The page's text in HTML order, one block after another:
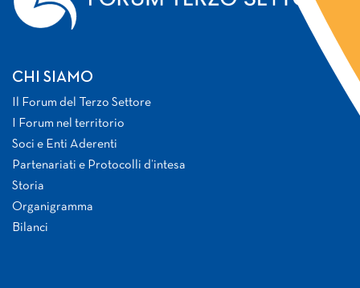
CHI SIAMO
Il Forum del Terzo Settore
I Forum nel territorio
Soci e Enti Aderenti
Partenariati e Protocolli d’intesa
Storia
Organigramma
Bilanci